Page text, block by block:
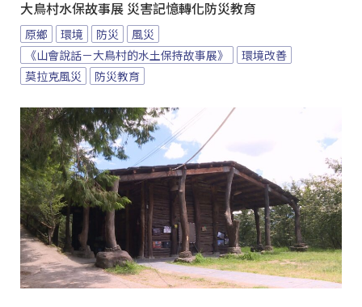
大鳥村水保故事展 災害記憶轉化防災教育
原鄉 環境 防災
風災
《山會說話－大鳥村的水土保持故事展》
環境改善
莫拉克風災
防災教育